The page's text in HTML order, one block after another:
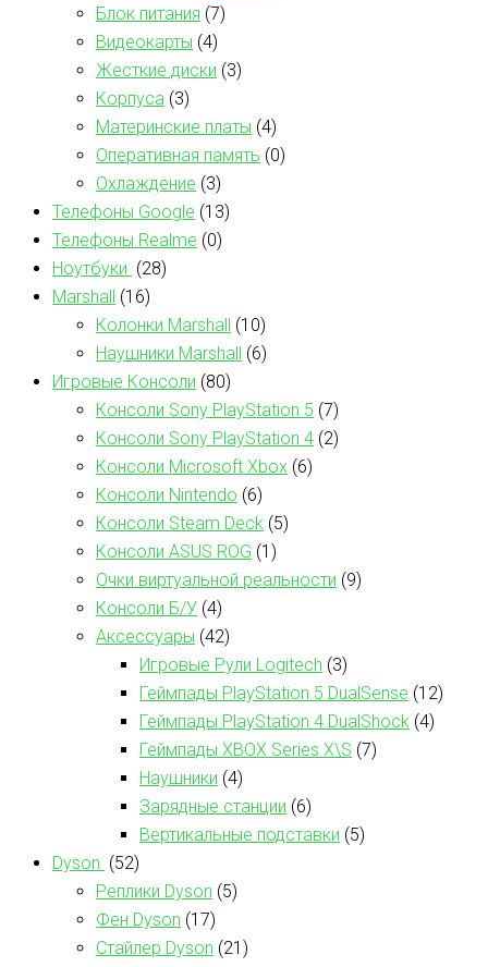
Блок питания (7)
Видеокарты (4)
Жесткие диски (3)
Корпуса (3)
Материнские платы (4)
Оперативная память (0)
Охлаждение (3)
Телефоны Google (13)
Телефоны Realme (0)
Ноутбуки (28)
Marshall (16)
Колонки Marshall (10)
Наушники Marshall (6)
Игровые Консоли (80)
Консоли Sony PlayStation 5 (7)
Консоли Sony PlayStation 4 (2)
Консоли Microsoft Xbox (6)
Консоли Nintendo (6)
Консоли Steam Deck (5)
Консоли ASUS ROG (1)
Очки виртуальной реальности (9)
Консоли Б/У (4)
Аксессуары (42)
Игровые Рули Logitech (3)
Геймпады PlayStation 5 DualSense (12)
Геймпады PlayStation 4 DualShock (4)
Геймпады XBOX Series X\S (7)
Наушники (4)
Зарядные станции (6)
Вертикальные подставки (5)
Dyson (52)
Реплики Dyson (5)
Фен Dyson (17)
Стайлер Dyson (21)